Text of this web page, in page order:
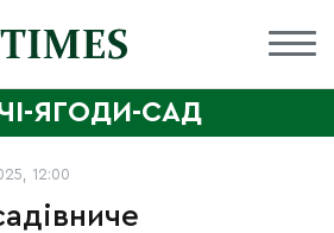
ЯГОДИ-САД
12:00